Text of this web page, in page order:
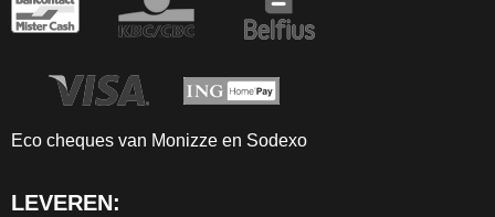
Eco cheques van Monizze en Sodexo
LEVEREN: